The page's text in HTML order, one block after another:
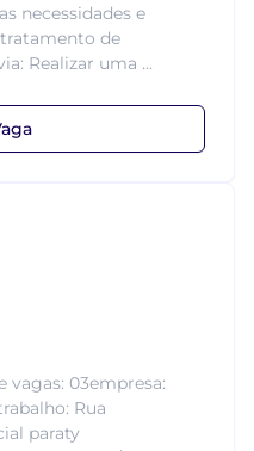
necessidades e
de
Realizar uma ...
vagas: 03empresa:
Rua
paraty